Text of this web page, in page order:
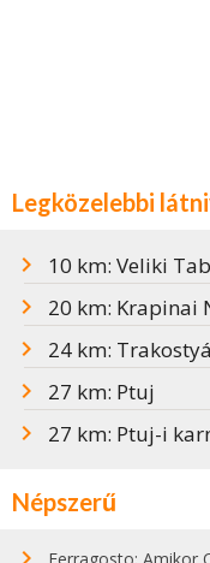
Legközelebbi
10 km: Veliki
20 km: Krapinai
24 km:
27 km: Ptuj
27 km: Ptuj-i
Népszerű